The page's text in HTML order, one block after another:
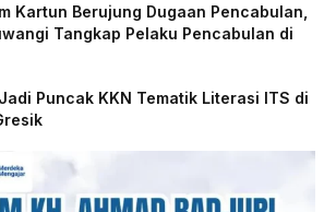
Kartun Berujung Dugaan Pencabulan,
Tangkap Pelaku Pencabulan di
Puncak KKN Tematik Literasi ITS di